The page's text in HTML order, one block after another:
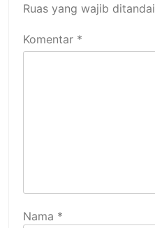
Ruas yang wajib ditandai
Komentar *
Nama *